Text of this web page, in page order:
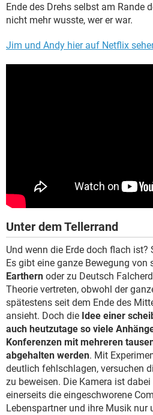
Ende des Drehs selbst am Rande
nicht mehr wusste, wer er war.
Jim und Andy hier auf Netflix
Unter dem Tellerrand
Und wenn die Erde doch flach ist?
Es gibt eine ganze Bewegung von
Earthern oder zu Deutsch
Theorie vertreten, obwohl der
spätestens seit dem Ende des
ansieht. Doch die Idee einer
auch heutzutage so viele
Konferenzen mit mehreren
abgehalten werden. Mit
deutlich fehlschlagen, versuchen
zu beweisen. Die Kamera ist
einerseits die eingeschworene
Lebenspartner und ihre Musik nur